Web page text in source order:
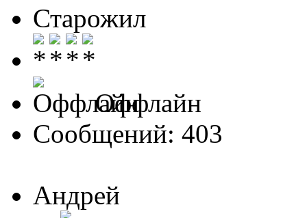
Старожил
Оффлайн
Сообщений: 403
Андрей